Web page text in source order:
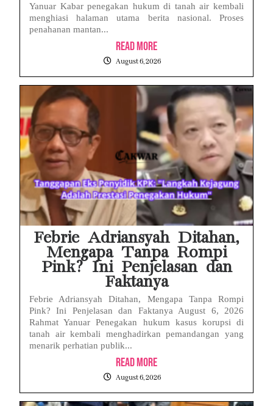
Yanuar Kabar penegakan hukum di tanah air kembali
menghiasi halaman utama berita nasional. Proses
penahanan mantan...
Read More
August 6, 2026
Febrie Adriansyah Ditahan,
Mengapa Tanpa Rompi
Pink? Ini Penjelasan dan
Faktanya
Febrie Adriansyah Ditahan, Mengapa Tanpa Rompi
Pink? Ini Penjelasan dan Faktanya August 6, 2026
Rahmat Yanuar Penegakan hukum kasus korupsi di
tanah air kembali menghadirkan pemandangan yang
menarik perhatian publik...
Read More
August 6, 2026